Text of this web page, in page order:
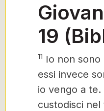
19
11 Io non
essi invece
io vengo a te.
custodisci